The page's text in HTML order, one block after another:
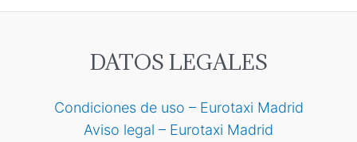
DATOS LEGALES
Condiciones de uso – Eurotaxi Madrid
Aviso legal – Eurotaxi Madrid